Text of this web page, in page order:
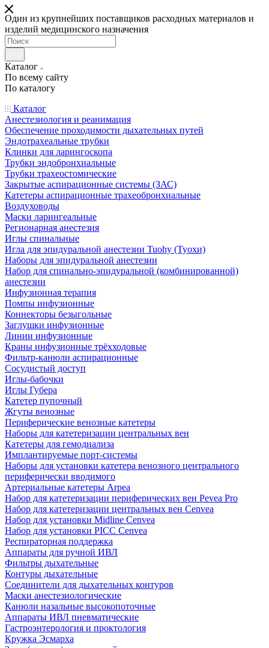
Один из крупнейших поставщиков расходных материалов и
изделий медицинского назначения
Каталог
По всему сайту
По каталогу
Каталог
Анестезиология и реанимация
Обеспечение проходимости дыхательных путей
Эндотрахеальные трубки
Клинки для ларингоскопа
Трубки эндобронхиальные
Трубки трахеостомические
Закрытые аспирационные системы (ЗАС)
Катетеры аспирационные трахеобронхиальные
Воздуховоды
Маски ларингеальные
Регионарная анестезия
Иглы спинальные
Игла для эпидуральной анестезии Tuohy (Туохи)
Наборы для эпидуральной анестезии
Набор для спинально-эпидуральной (комбинированной)
анестезии
Инфузионная терапия
Помпы инфузионные
Коннекторы безыгольные
Заглушки инфузионные
Линии инфузионные
Краны инфузионные трёхходовые
Фильтр-канюли аспирационные
Сосудистый доступ
Иглы-бабочки
Иглы Губера
Катетер пупочный
Жгуты венозные
Периферические венозные катетеры
Наборы для катетеризации центральных вен
Катетеры для гемодиализа
Имплантируемые порт‑системы
Наборы для установки катетера венозного центрального
периферически вводимого
Артериальные катетеры Arpea
Набор для катетеризации периферических вен Pevea Pro
Набор для катетеризации центральных вен Cenvea
Набор для установки Midline Cenvea
Набор для установки PICC Cenvea
Респираторная поддержка
Аппараты для ручной ИВЛ
Фильтры дыхательные
Контуры дыхательные
Соединители для дыхательных контуров
Маски анестезиологические
Канюли назальные высокопоточные
Аппараты ИВЛ пневматические
Гастроэнтерология и проктология
Кружка Эсмарха